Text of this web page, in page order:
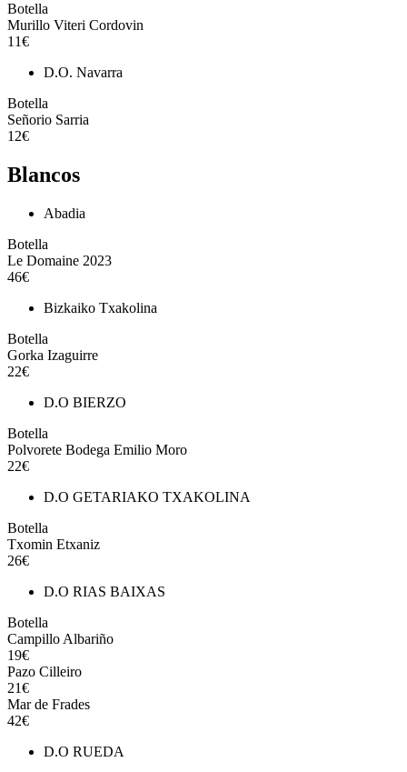
Botella
Murillo Viteri Cordovin
11€
D.O. Navarra
Botella
Señorio Sarria
12€
Blancos
Abadia
Botella
Le Domaine 2023
46€
Bizkaiko Txakolina
Botella
Gorka Izaguirre
22€
D.O BIERZO
Botella
Polvorete Bodega Emilio Moro
22€
D.O GETARIAKO TXAKOLINA
Botella
Txomin Etxaniz
26€
D.O RIAS BAIXAS
Botella
Campillo Albariño
19€
Pazo Cilleiro
21€
Mar de Frades
42€
D.O RUEDA